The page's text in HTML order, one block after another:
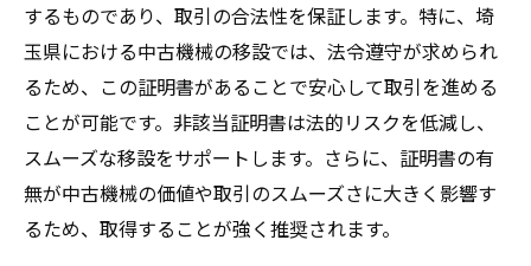
中古機械の移設手続きが簡単になる方法
事前準備が成功のカギを握る
非該当証明書取得の流れを詳しく解説
埼玉県での実際の活用事例紹介
機械の移設に関する法的留意点
非該当証明書で中古機械の安全な移設を実現
するものであり、取引の合法性を保証します。特に、埼
玉県における中古機械の移設では、法令遵守が求められ
るため、この証明書があることで安心して取引を進める
ことが可能です。非該当証明書は法的リスクを低減し、
スムーズな移設をサポートします。さらに、証明書の有
無が中古機械の価値や取引のスムーズさに大きく影響す
るため、取得することが強く推奨されます。